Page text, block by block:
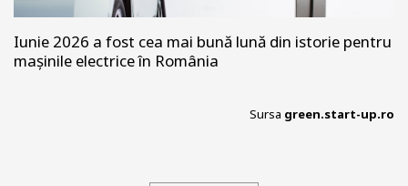
Iunie 2026 a fost cea mai bună lună din istorie pentru
mașinile electrice în România
Sursa green.start-up.ro